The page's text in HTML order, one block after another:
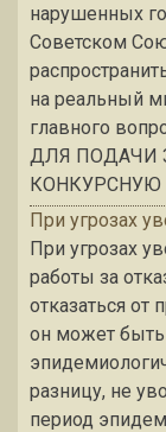
нарушенных
Советском
на реальный
главного
ДЛЯ ПОДАЧИ
При угрозах
При угрозах
работы за
отказаться от
он может быть
разницу, не
период